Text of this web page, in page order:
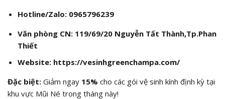
Hotline/Zalo: 0965796239
Văn phòng CN: 119/69/20 Nguyễn Tất Thành,Tp.Phan
Thiết
Website:https://vesinhgreenchampa.com/
Đặc biệt: Giảm ngay 15% cho các gói vệ sinh kính định kỳ tại
khu vực Mũi Né trong tháng này!